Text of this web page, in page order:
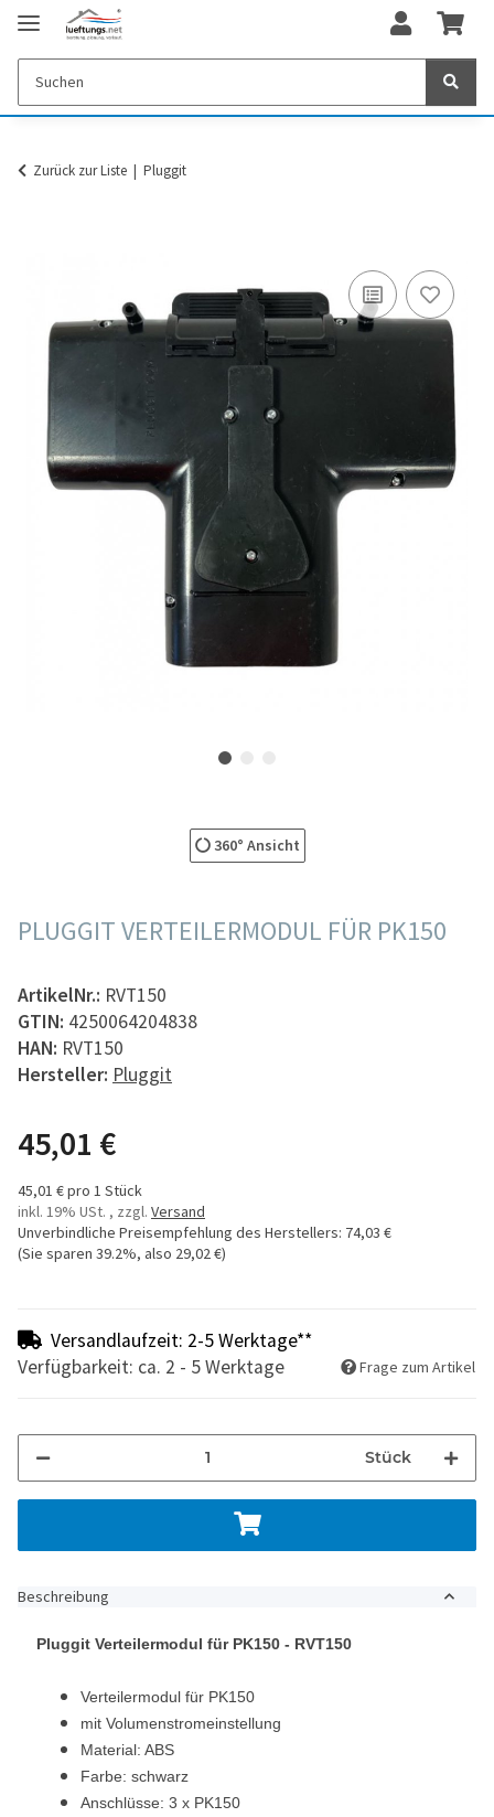
Zurück zur Liste Pluggit
360° Ansicht
PLUGGIT VERTEILERMODUL FÜR PK150
ArtikelNr.: RVT150
GTIN: 4250064204838
HAN: RVT150
Hersteller: Pluggit
45,01 €
45,01 € pro 1 Stück
inkl. 19% USt. , zzgl. Versand
Unverbindliche Preisempfehlung des Herstellers: 74,03 €
(Sie sparen 39.2%, also 29,02 €)
Versandlaufzeit: 2-5 Werktage**
Verfügbarkeit: ca. 2 - 5 Werktage
Frage zum Artikel
Stück
Beschreibung
Pluggit Verteilermodul für PK150 - RVT150
Verteilermodul für PK150
mit Volumenstromeinstellung
Material: ABS
Farbe: schwarz
Anschlüsse: 3 x PK150